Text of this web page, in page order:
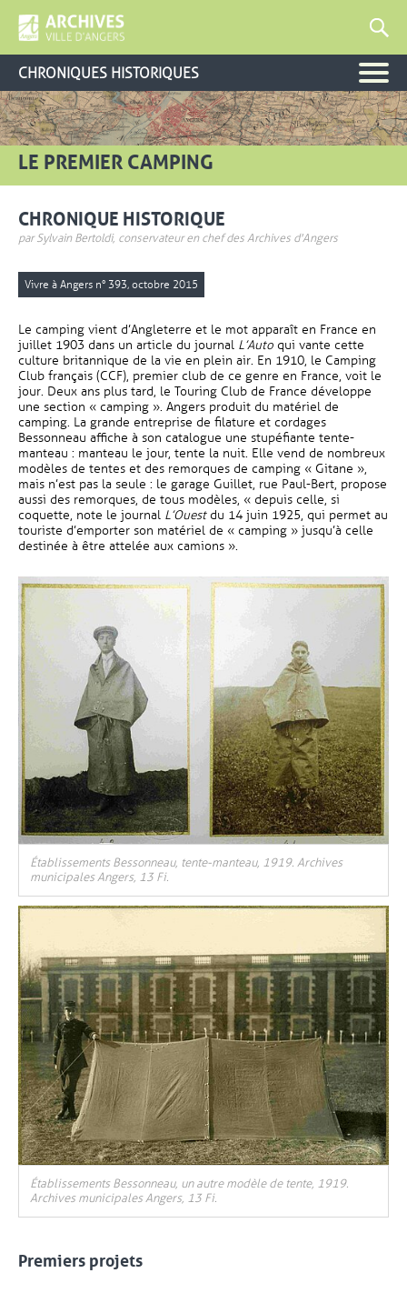
CHRONIQUES HISTORIQUES
LE PREMIER CAMPING
CHRONIQUE HISTORIQUE
par Sylvain Bertoldi, conservateur en chef des Archives d'Angers
Vivre à Angers n° 393, octobre 2015
Le camping vient d’Angleterre et le mot apparaît en France en
juillet 1903 dans un article du journal L’Auto qui vante cette
culture britannique de la vie en plein air. En 1910, le Camping
Club français (CCF), premier club de ce genre en France, voit le
jour. Deux ans plus tard, le Touring Club de France développe
une section « camping ». Angers produit du matériel de
camping. La grande entreprise de filature et cordages
Bessonneau affiche à son catalogue une stupéfiante tente-
manteau : manteau le jour, tente la nuit. Elle vend de nombreux
modèles de tentes et des remorques de camping « Gitane »,
mais n’est pas la seule : le garage Guillet, rue Paul-Bert, propose
aussi des remorques, de tous modèles, « depuis celle, si
coquette, note le journal L’Ouestdu 14 juin 1925, qui permet au
touriste d’emporter son matériel de « camping » jusqu’à celle
destinée à être attelée aux camions ».
Établissements Bessonneau, tente-manteau, 1919. Archives
municipales Angers, 13 Fi.
Établissements Bessonneau, un autre modèle de tente, 1919.
Archives municipales Angers, 13 Fi.
Premiers projets